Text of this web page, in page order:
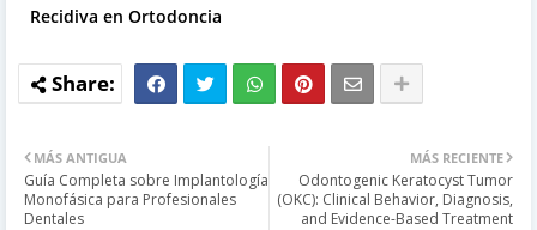
Recidiva en Ortodoncia
MÁS RECIENTE
Odontogenic Keratocyst Tumor
(OKC): Clinical Behavior, Diagnosis,
and Evidence-Based Treatment
MÁS ANTIGUA
Guía Completa sobre Implantología
Monofásica para Profesionales
Dentales